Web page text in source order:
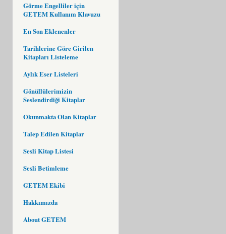
Görme Engelliler için
GETEM Kullanım Klavuzu
En Son Eklenenler
Tarihlerine Göre Girilen
Kitapları Listeleme
Aylık Eser Listeleri
Gönüllülerimizin
Seslendirdiği Kitaplar
Okunmakta Olan Kitaplar
Talep Edilen Kitaplar
Sesli Kitap Listesi
Sesli Betimleme
GETEM Ekibi
Hakkımızda
About GETEM